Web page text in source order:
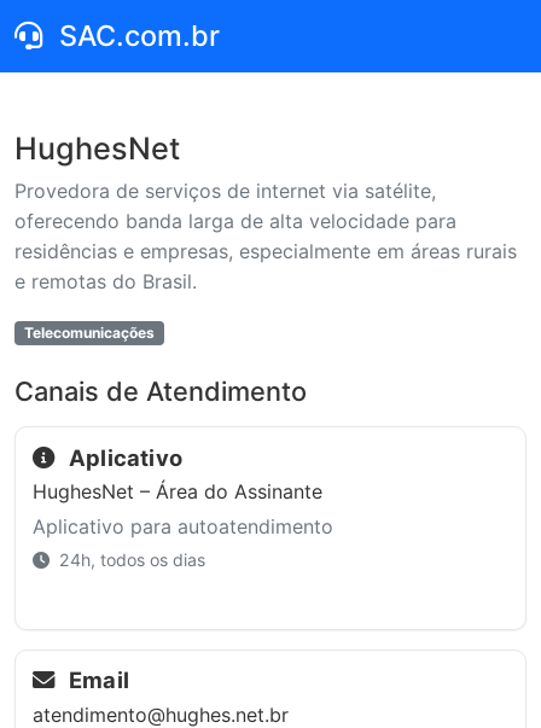
SAC.com.br
HughesNet
Provedora de serviços de internet via satélite,
oferecendo banda larga de alta velocidade para
residências e empresas, especialmente em áreas rurais
e remotas do Brasil.
Telecomunicações
Canais de Atendimento
Aplicativo
HughesNet – Área do Assinante
Aplicativo para autoatendimento
24h, todos os dias
Email
atendimento@hughes.net.br